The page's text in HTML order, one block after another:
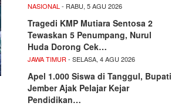
NASIONAL - RABU, 5 AGU 2026
Tragedi KMP Mutiara Sentosa 2
Tewaskan 5 Penumpang, Nurul
Huda Dorong Cek…
JAWA TIMUR - SELASA, 4 AGU 2026
Apel 1.000 Siswa di Tanggul, Bupati
Jember Ajak Pelajar Kejar
Pendidikan…